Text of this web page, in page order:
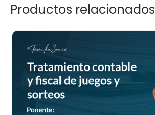
Productos relacionados